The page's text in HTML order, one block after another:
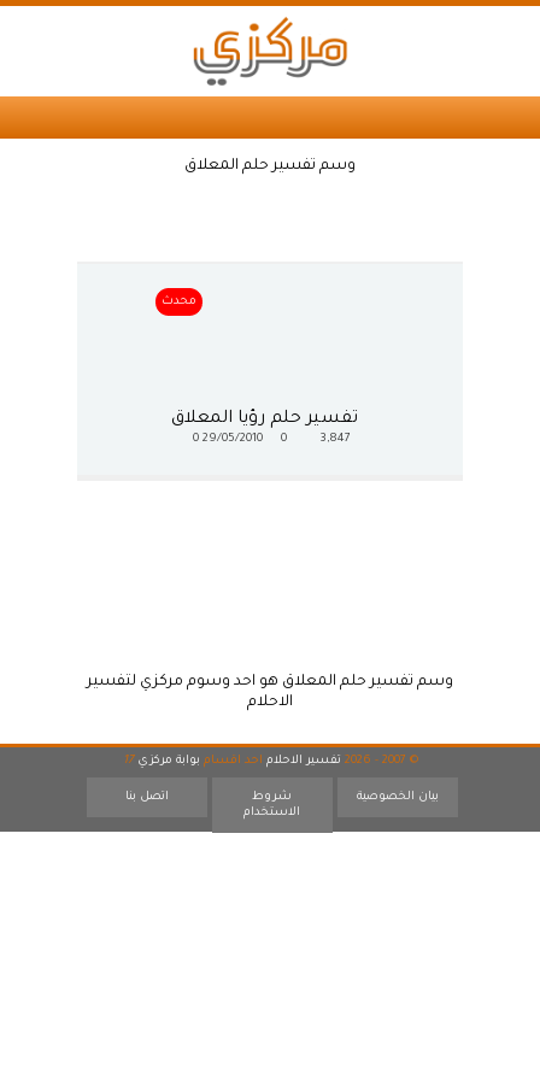
وسم تفسير حلم المعلاق
محدث
تفسير حلم رؤيا المعلاق
3,847
0
29/05/2010
0
وسم تفسير حلم المعلاق هو احد وسوم مركزي لتفسير
الاحلام
© 2007 - 2026 تفسير الاحلام احد اقسام بوابة مركزي 17
بيان الخصوصية
شروط
الاستخدام
اتصل بنا